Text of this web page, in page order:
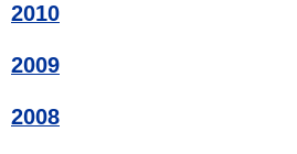
2010
2009
2008